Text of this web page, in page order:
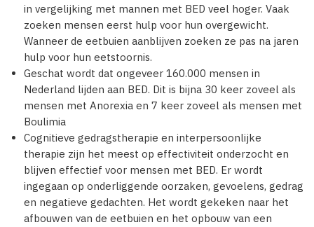
in vergelijking met mannen met BED veel hoger. Vaak
zoeken mensen eerst hulp voor hun overgewicht.
Wanneer de eetbuien aanblijven zoeken ze pas na jaren
hulp voor hun eetstoornis.
Geschat wordt dat ongeveer 160.000 mensen in
Nederland lijden aan BED. Dit is bijna 30 keer zoveel als
mensen met Anorexia en 7 keer zoveel als mensen met
Boulimia
Cognitieve gedragstherapie en interpersoonlijke
therapie zijn het meest op effectiviteit onderzocht en
blijven effectief voor mensen met BED. Er wordt
ingegaan op onderliggende oorzaken, gevoelens, gedrag
en negatieve gedachten. Het wordt gekeken naar het
afbouwen van de eetbuien en het opbouw van een